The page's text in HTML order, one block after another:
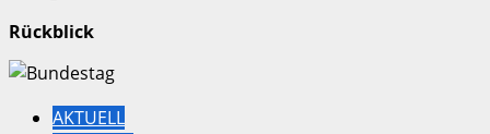
Rückblick
AKTUELL